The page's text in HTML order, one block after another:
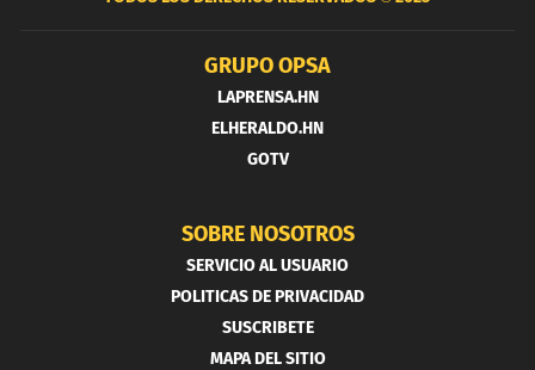
GRUPO OPSA
LAPRENSA.HN
ELHERALDO.HN
GOTV
SOBRE NOSOTROS
SERVICIO AL USUARIO
POLITICAS DE PRIVACIDAD
SUSCRIBETE
MAPA DEL SITIO